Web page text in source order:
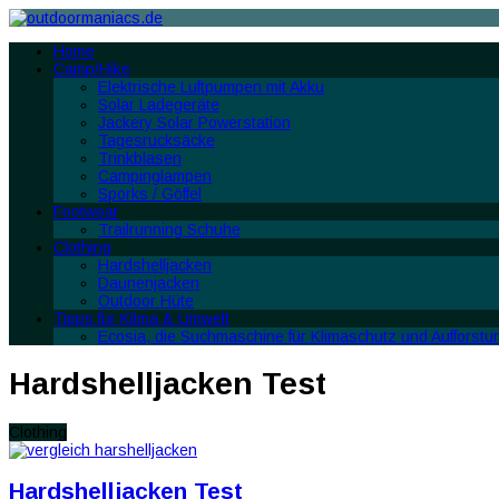
Home
Camp/Hike
Elektrische Luftpumpen mit Akku
Solar Ladegeräte
Jackery Solar Powerstation
Tagesrucksäcke
Trinkblasen
Campinglampen
Sporks / Göffel
Footwear
Trailrunning Schuhe
Clothing
Hardshelljacken
Daunenjacken
Outdoor Hüte
Tipps für Klima & Umwelt
Ecosia, die Suchmaschine für Klimaschutz und
Hardshelljacken Test
Clothing
Hardshelljacken Test